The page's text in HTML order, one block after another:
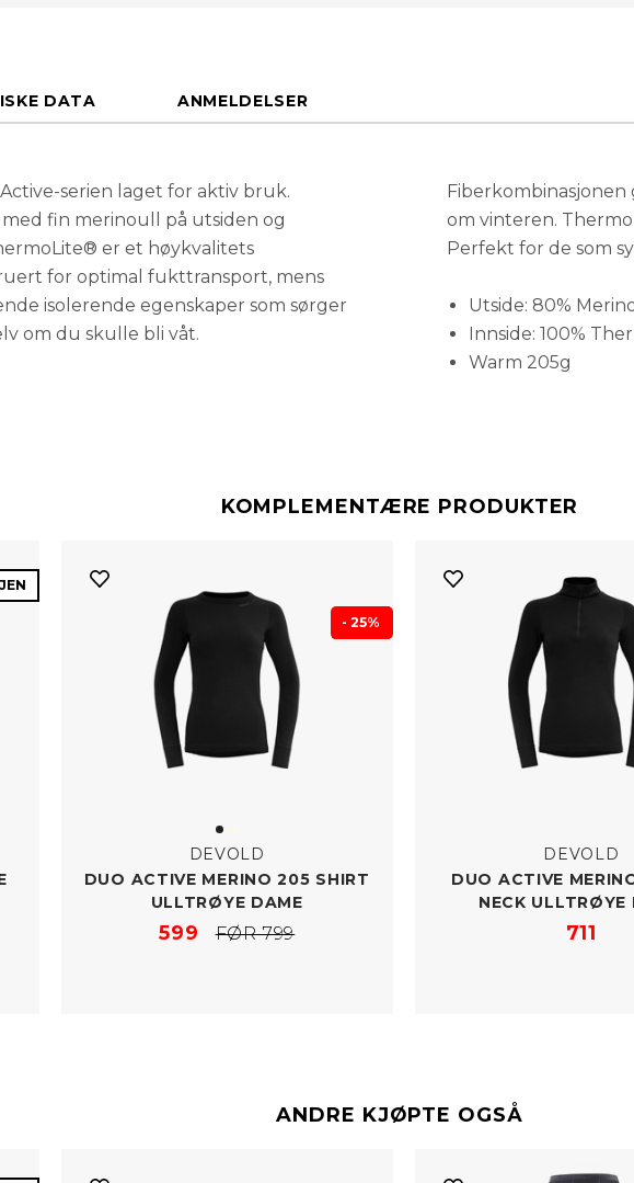
S
DATA ANMELDELSER
serien laget for aktiv bruk.
fin merinoull på utsiden og
er et høykvalitets
for optimal fukttransport, mens
isolerende egenskaper som sørger
om du skulle bli våt.
om vinteren.
Perfekt for de som
Utside: 80%
Innside: 100%
Warm 205g
KOMPLEMENTÆRE PRODUKTER
- 25%
DEVOLD
DUO ACTIVE MERINO 205 SHIRT
ULLTRØYE DAME
599 FØR 799
DEVOLD
DUO ACTIVE
NECK ULLTRØYE
711
ANDRE KJØPTE OGSÅ